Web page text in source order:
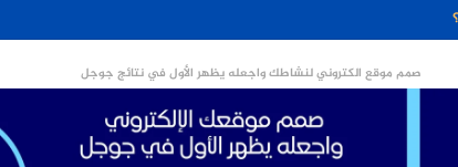
صمم موقع الكتروني لنشاطك واجعله يظهر الأول في نتائج جوجل